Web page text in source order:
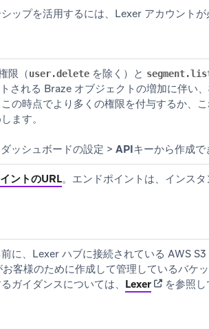
ップを活用するには、Lexer アカウントが
限（user.delete を除く）と
される Braze オブジェクトの増加に伴い
の時点でより多くの権限を付与するか、
ます。
ッシュボードの設定 > APIキーから作成で
ントのURL。エンドポイントは、インス
に、Lexer ハブに接続されている AWS
客様のために作成して管理しているバケ
ガイダンスについては、 Lexer(opens in
を参照し